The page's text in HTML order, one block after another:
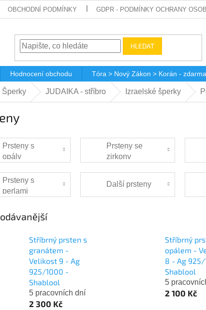
OBCHODNÍ PODMÍNKY GDPR - PODMÍNKY OCHRANY
HLEDAT
Hodnocení obchodu Tóra > Nový Zákon > Korán -
Šperky JUDAIKA - stříbro Izraelské šperky
Prsteny s
opály
Prsteny se
zirkony
Prsteny s
perlami
Další prsteny
Stříbrný prsten s
granátem -
Velikost 9 - Ag
925/1000 -
Shablool
5 pracovních dní
2 300 Kč
Stříbrný
opálem -
8 - Ag
Shablool
5
2 100 Kč